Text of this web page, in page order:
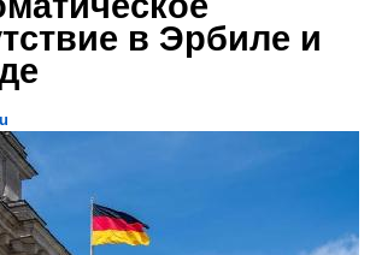
в Эрбиле и